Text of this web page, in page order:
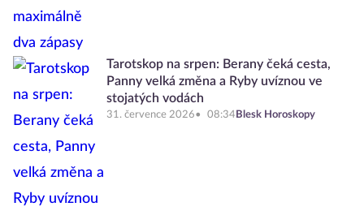
Tarotskop na srpen: Berany čeká cesta,
Panny velká změna a Ryby uvíznou ve
stojatých vodách
31. července 2026 08:34 Blesk Horoskopy